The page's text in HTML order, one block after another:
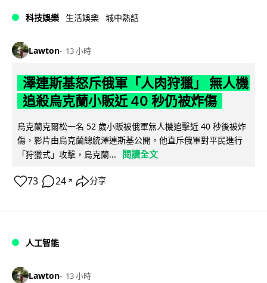
科技娛樂 生活娛樂 城中熱話
Lawton 13 小時
澤連斯基怒斥俄軍「人肉狩獵」 無人機
追殺烏克蘭小販近 40 秒仍被炸傷
烏克蘭克爾松一名 52 歲小販被俄軍無人機追擊近 40 秒後被炸
傷，影片由烏克蘭總統澤連斯基公開。他直斥俄軍對平民進行
「狩獵式」攻擊，烏克蘭...
閱讀全文
73 24 ↗ 分享
人工智能
Lawton 13 小時